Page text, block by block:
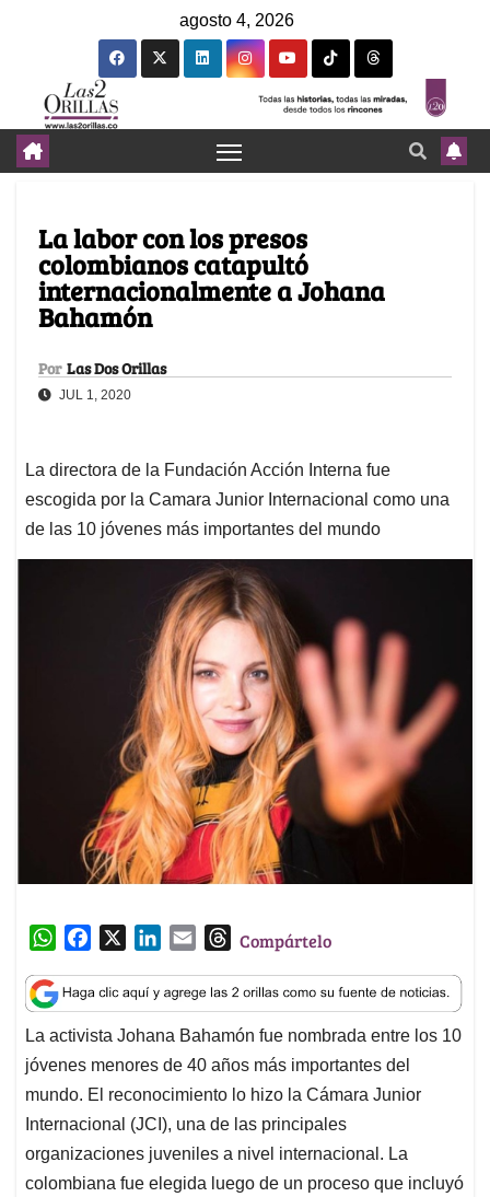
agosto 4, 2026
La labor con los presos
colombianos catapultó
internacionalmente a Johana
Bahamón
Por Las Dos Orillas
JUL 1, 2020
La directora de la Fundación Acción Interna fue
escogida por la Camara Junior Internacional como una
de las 10 jóvenes más importantes del mundo
W
a
t
s
A
p
p
c
e
b
o
o
k
n
k
e
d
I
n
a
i
l
T
r
e
a
d
s
Compártelo
La activista Johana Bahamón fue nombrada entre los 10
jóvenes menores de 40 años más importantes del
mundo. El reconocimiento lo hizo la Cámara Junior
Internacional (JCI), una de las principales
organizaciones juveniles a nivel internacional. La
colombiana fue elegida luego de un proceso que incluyó